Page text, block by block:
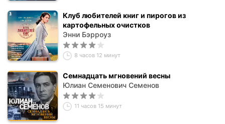
Клуб любителей книг и пирогов из
картофельных очистков
Энни Бэрроуз
8 часов 12 минут
Семнадцать мгновений весны
Юлиан Семенович Семенов
11 часов 15 минут